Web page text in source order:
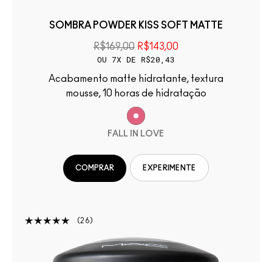
SOMBRA POWDER KISS SOFT MATTE
R$169,00 R$143,00
OU 7X DE R$20,43
Acabamento matte hidratante, textura
mousse, 10 horas de hidratação
FALL IN LOVE
COMPRAR EXPERIMENTE
26